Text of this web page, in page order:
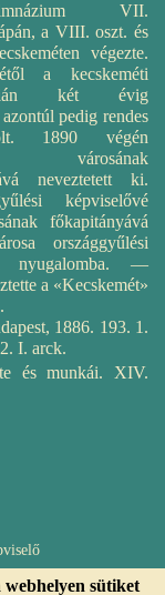
VII.
, a VIII. oszt. és
végezte.
a kecskeméti
két évig
azontúl pedig rendes
1890 végén
városának
neveztetett ki.
képviselővé
főkapitányává
országgyűlési
—
a «Kecskemét»
1886. 193. 1.
I. arck.
és munkái. XIV.
webhelyen sütiket